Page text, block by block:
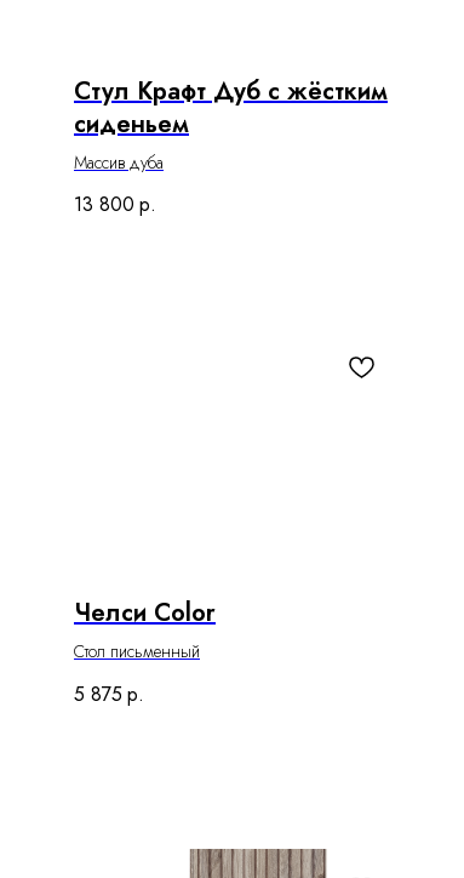
Стул Крафт Дуб с жёстким
сиденьем
Массив дуба
13 800 р.
Челси Color
Стол письменный
5 875 р.